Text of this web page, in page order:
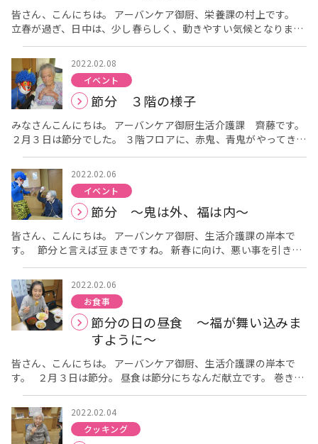
皆さん、こんにちは。 アーバンケア御厨、栄養課の村上です。
立春が過ぎ、日中は、少し春らしく、動きやすい気候となりまし
た。 アーバンケア御厨では、1階の地域包括支援センターで、毎
月恒例のアーバンケア友の会活動として、「体操教室」を行いま
した。 今回は、17名の方が参加され、しっかり1時間、身体を動
かされました。 まず、全身の筋肉をほぐすための準備体操をし
ました。 少し休憩してから、お腹周りに効く筋トレ、いつまで
もお元気でお過ごしいただくために必要な、足腰の筋トレなどを
行いました。 途中、参加された方のリクエストで、便秘に
効く運動やスクワットを行い、最後に「青い山脈」に合わせて整
理体操をして終わりました。 今回も、終始、皆様の楽しそうな笑
顔と笑い声が、あふれる体操教室でした。 来月も3月12日に、
体操教室を企画しています。
2022.02.08
イベント
節分 ３階の様子
みなさんこんにちは。 アーバンケア御厨生活介護課 齊藤です。
２月３日は節分でした。 ３階フロアに、赤鬼、青鬼がやってきま
した。 ご利用者様には豆（新聞紙を丸めたもの）を撒いて鬼を追
い払って頂きました。 最後は鬼と記念撮影をしました。 まだま
だコロナの影響がありますが、皆さん体調には気を付けて。
2022.02.06
イベント
節分 ～鬼は外、福は内～
皆さん、こんにちは。 アーバンケア御厨、生活介護課の岸本で
す。 節分と言えば豆まきですね。 新春に向け、悪い事を引き起
こす邪気や冬の寒気を払うためで、その象徴が鬼です。 鬼は外へ
出て行ってもらい、福を内（中）へ取り込みます。 アーバンケ
ア御厨では職員が鬼の格好をしてフロアを回り、 ご入居者様に豆
（今回は新聞紙を丸めた物）を投げて頂きました。
「投げて良いの？」と恐る恐るの方 「鬼は外！！」と、思い
切りよく投げられる方 鬼になられる方や、鬼と仲良く
なられる方もいらっしゃいました。 時の経つのも忘れ、ご入
居者様はもちろん、職員も大いに楽しめた豆まきでした。 明るい
春が来ますように！！
2022.02.06
お食事
節分の日の昼食 ～福が舞い込みま
すように～
皆さん、こんにちは。 アーバンケア御厨、生活介護課の岸本で
す。 ２月３日は節分。 昼食は節分にちなんだ献立です。 巻き寿
司は海苔の代わりに玉子を使用しています。 巻き
寿司を、恵方を向いて願い事をしながら無言で丸かぶりする、 と
いうのは、関西発祥の比較的新しい風習だそうです。 “丸かぶ
り”とはいきませんでしたが、 「今年はどっち向いたら良い
2022.02.04
クッキング